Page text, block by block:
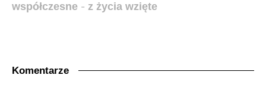
współczesne - z życia wzięte
Komentarze